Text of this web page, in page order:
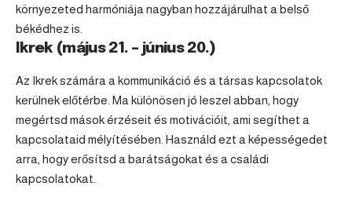
környezeted harmóniája nagyban hozzájárulhat a belső
békédhez is.
Ikrek (május 21. – június 20.)
Az Ikrekszámára a kommunikáció és a társas kapcsolatok
kerülnek előtérbe. Ma különösen jó leszel abban, hogy
megértsd mások érzéseit és motivációit, ami segíthet a
kapcsolataid mélyítésében. Használd ezt a képességedet
arra, hogy erősítsd a barátságokat és a családi
kapcsolatokat.